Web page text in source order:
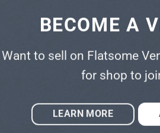
BECOME A
Want to sell on Flatsome
for shop to
LEARN MORE